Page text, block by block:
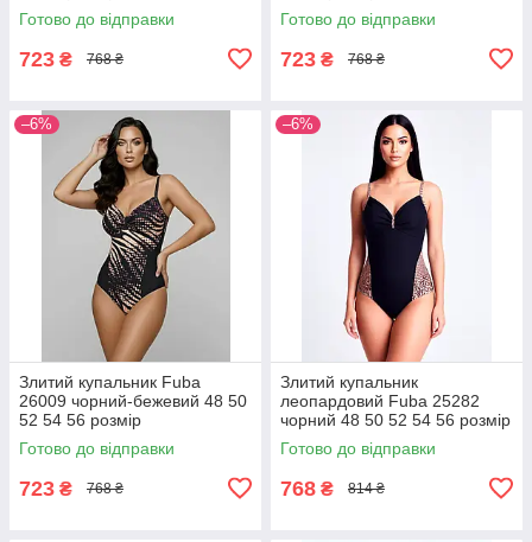
Готово до відправки
723 ₴ 768 ₴
Готово до відправки
723 ₴ 768 ₴
–6%
Злитий купальник Fuba
26009 чорний-бежевий 48 50
52 54 56 розмір
Готово до відправки
723 ₴ 768 ₴
–6%
Злитий купальник
леопардовий Fuba 25282
чорний 48 50 52 54 56 розмір
Готово до відправки
768 ₴ 814 ₴